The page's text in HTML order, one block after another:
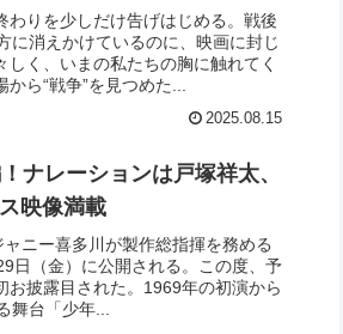
わりを少しだけ告げはじめる。戦後
消えかけているのに、映画に封じ
く、いまの私たちの胸に触れてく
ら“戦争”を見つめた...
2025.08.15
ナレーションは戸塚祥太、
映像満載
ニー喜多川が製作総指揮を務める
日（金）に公開される。この度、予
お披露目された。1969年の初演から
舞台「少年...